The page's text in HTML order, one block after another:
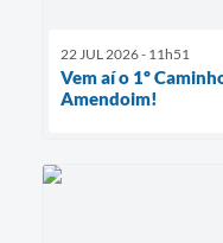
22 JUL 2026 - 11h51
Vem aí o 1º
Amendoim!